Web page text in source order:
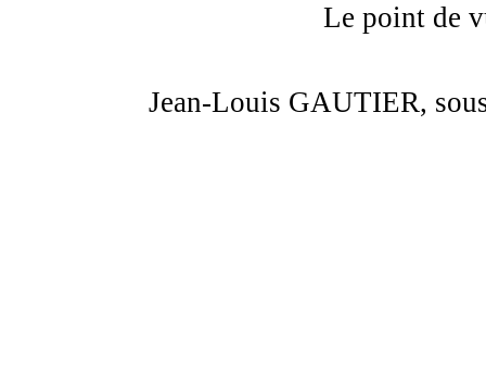
Le point de
Jean-Louis GAUTIER,